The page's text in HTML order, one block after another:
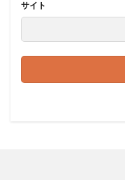
サイト